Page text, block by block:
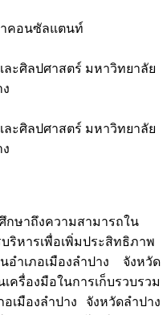
คอนซัลแตนท์
ะศิลปศาสตร์ มหาวิทยาลัย
ะศิลปศาสตร์ มหาวิทยาลัย
กษาถึงความสามารถใน
ริหารเพื่อเพิ่มประสิทธิภาพ
ำเภอเมืองลำปาง จังหวัด
รื่องมือในการเก็บรวบรวม
เมืองลำปาง จังหวัดลำปาง